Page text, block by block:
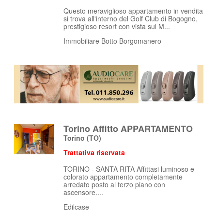
Questo meraviglioso appartamento in vendita
si trova all'interno del Golf Club di Bogogno,
prestigioso resort con vista sul M...
Immobiliare Botto Borgomanero
Torino Affitto APPARTAMENTO
Torino (TO)
Trattativa riservata
TORINO - SANTA RITA Affittasi luminoso e
colorato appartamento completamente
arredato posto al terzo piano con
ascensore....
Edilcase